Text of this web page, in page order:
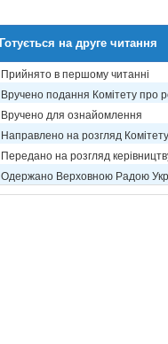
Готується на друге читання
Прийнято в першому читанні
Вручено подання Комітету про
Вручено для ознайомлення
Направлено на розгляд Комітету
Передано на розгляд
Одержано Верховною Радою